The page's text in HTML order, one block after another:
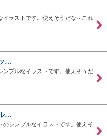
イラストです。使えそうだな～これ
…
ンプルなイラストです。使えそうだ
…
のシンプルなイラストです。使えそ